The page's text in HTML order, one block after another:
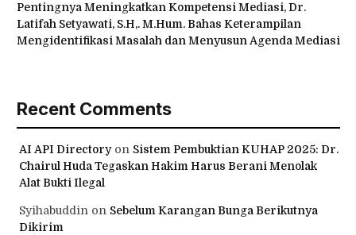
Pentingnya Meningkatkan Kompetensi Mediasi, Dr.
Latifah Setyawati, S.H,. M.Hum. Bahas Keterampilan
Mengidentifikasi Masalah dan Menyusun Agenda Mediasi
Recent Comments
AI API Directoryon Sistem Pembuktian KUHAP 2025: Dr.
Chairul Huda Tegaskan Hakim Harus Berani Menolak
Alat Bukti Ilegal
Syihabuddin on Sebelum Karangan Bunga Berikutnya
Dikirim